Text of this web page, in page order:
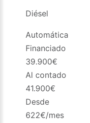
Diésel
Automática
Financiado
39.900€
Al contado
41.900€
Desde
622€/mes